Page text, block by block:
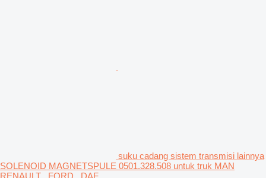
suku cadang sistem transmisi lainnya
SOLENOID MAGNETSPULE 0501.328.508 untuk truk MAN
RENAULT , FORD , DAF